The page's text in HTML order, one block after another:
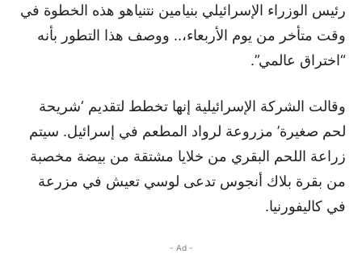
رئيس الوزراء الإسرائيلي بنيامين نتنياهو هذه الخطوة في
وقت متأخر من يوم الأربعاء،.. ووصف هذا التطور بأنه
“اختراق عالمي”.
وقالت الشركة الإسرائيلية إنها تخطط لتقديم ‘شريحة
لحم صغيرة’ مزروعة لرواد المطعم في إسرائيل. سيتم
زراعة اللحم البقري من خلايا مشتقة من بيضة مخصبة
من بقرة بلاك أنجوس تدعى لوسي تعيش في مزرعة
في كاليفورنيا.
- Ad -